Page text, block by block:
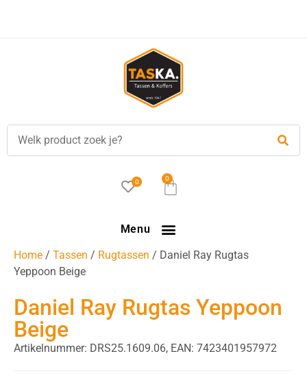
verzending in NL vanaf €35,-!
0 0
Menu
Home / Tassen / Rugtassen / Daniel Ray Rugtas
Yeppoon Beige
Daniel Ray Rugtas Yeppoon
Beige
Artikelnummer: DRS25.1609.06, EAN: 7423401957972